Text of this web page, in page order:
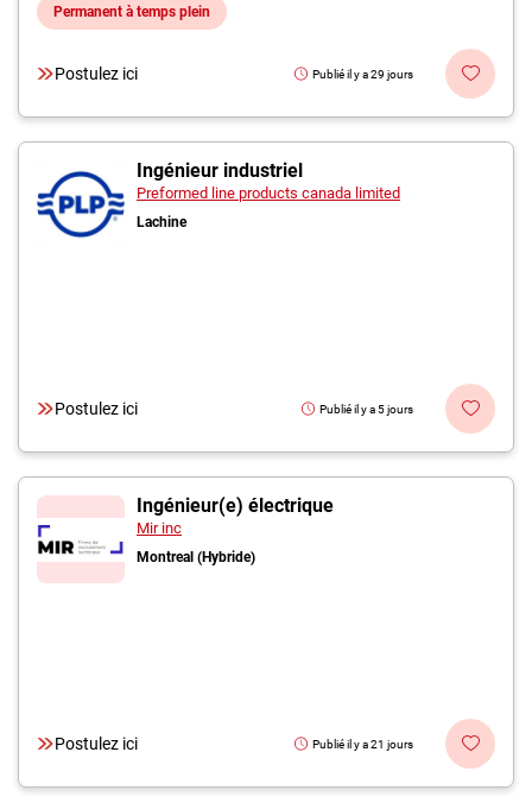
Permanent à temps plein
Postulez ici Publié il y a 29 jours
Ingénieur industriel
Preformed line products canada limited
Lachine
Postulez ici Publié il y a 5 jours
Ingénieur(e) électrique
Mir inc
Montreal (Hybride)
Postulez ici Publié il y a 21 jours